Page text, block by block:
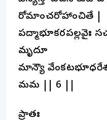
రోమాంచరోహాంచితే |
మృదూ
మాన్యౌ
మమ || 6 ||
ప్రాతః